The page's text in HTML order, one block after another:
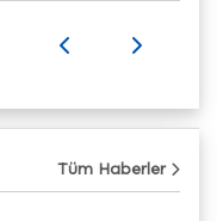
Tüm Haberler